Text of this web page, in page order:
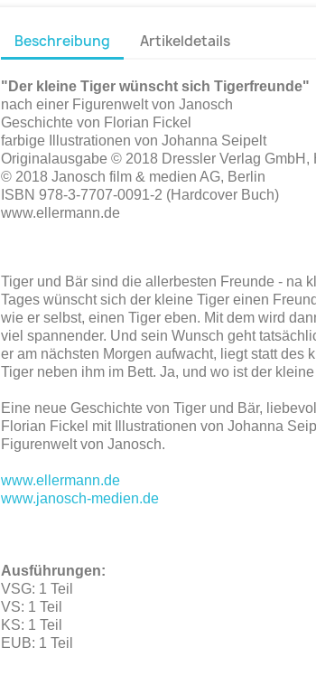
Beschreibung Artikeldetails
"Der kleine Tiger wünscht sich Tigerfreunde"
nach einer Figurenwelt von Janosch
Geschichte von Florian Fickel
farbige Illustrationen von Johanna Seipelt
Originalausgabe © 2018 Dressler Verlag GmbH,
© 2018 Janosch film & medien AG, Berlin
ISBN 978-3-7707-0091-2 (Hardcover Buch)
www.ellermann.de
Tiger und Bär sind die allerbesten Freunde - na
Tages wünscht sich der kleine Tiger einen
wie er selbst, einen Tiger eben. Mit dem wird
viel spannender. Und sein Wunsch geht
er am nächsten Morgen aufwacht, liegt statt des
Tiger neben ihm im Bett. Ja, und wo ist der
Eine neue Geschichte von Tiger und Bär,
Florian Fickel mit Illustrationen von Johanna
Figurenwelt von Janosch.
www.ellermann.de
www.janosch-medien.de
Ausführungen:
VSG: 1 Teil
VS: 1 Teil
KS: 1 Teil
EUB: 1 Teil